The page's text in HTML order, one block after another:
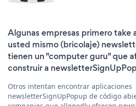
Algunas empresas primero take
usted mismo (bricolaje)
tienen un "computer guru" que
construir a
Otros intentan encontrar aplicaciones
newsletterSignUpPopup de código